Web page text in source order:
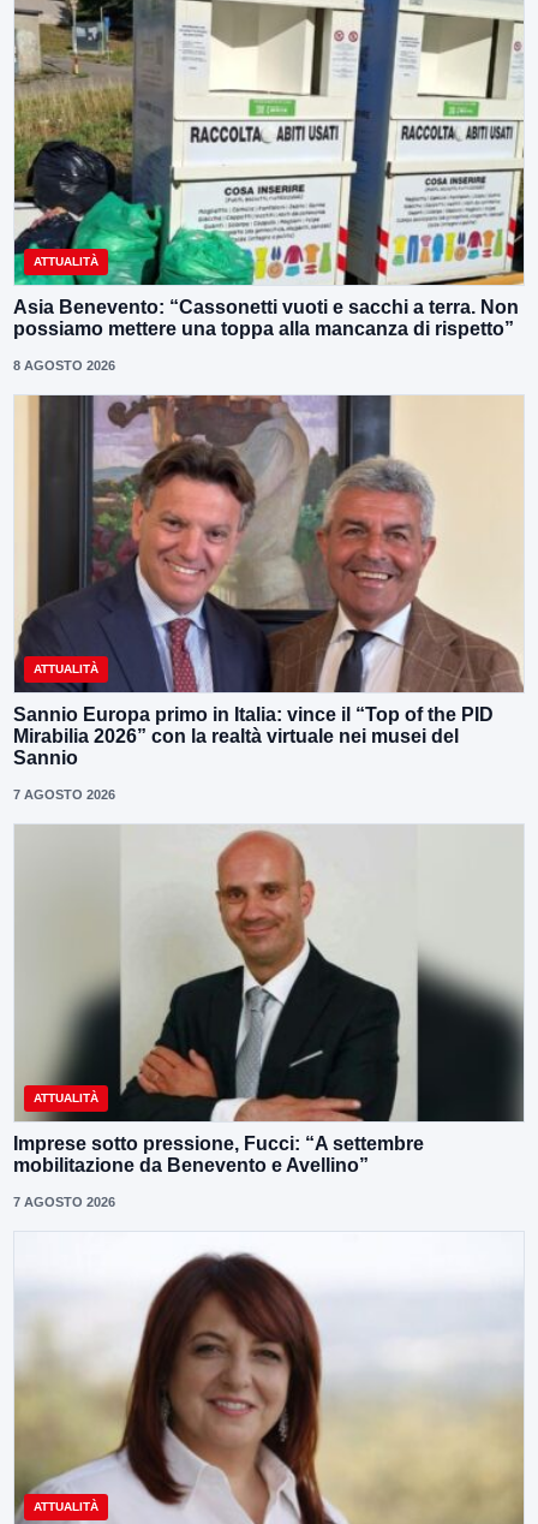
ATTUALITÀ
Asia Benevento: “Cassonetti vuoti e sacchi a terra. Non
possiamo mettere una toppa alla mancanza di rispetto”
8 AGOSTO 2026
ATTUALITÀ
Sannio Europa primo in Italia: vince il “Top of the PID
Mirabilia 2026” con la realtà virtuale nei musei del
Sannio
7 AGOSTO 2026
ATTUALITÀ
Imprese sotto pressione, Fucci: “A settembre
mobilitazione da Benevento e Avellino”
7 AGOSTO 2026
ATTUALITÀ